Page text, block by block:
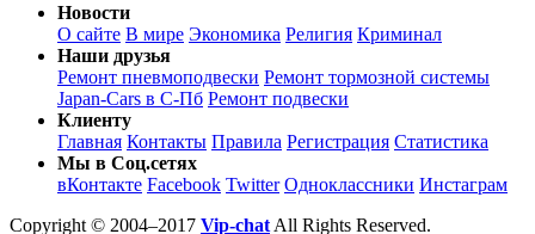
Новости
О сайте В мире Экономика Религия Криминал
Наши друзья
Ремонт пневмоподвески Ремонт тормозной системы
Japan-Cars в С-Пб Ремонт подвески
Клиенту
Главная Контакты Правила Регистрация Статистика
Мы в Соц.сетях
вКонтакте Facebook Twitter Одноклассники Инстаграм
Copyright © 2004–2017 Vip-chat All Rights Reserved.